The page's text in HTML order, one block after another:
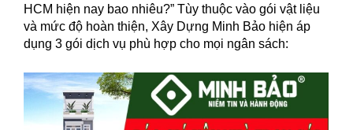
HCM hiện nay bao nhiêu?” Tùy thuộc vào gói vật liệu
và mức độ hoàn thiện, Xây Dựng Minh Bảo hiện áp
dụng 3 gói dịch vụ phù hợp cho mọi ngân sách: